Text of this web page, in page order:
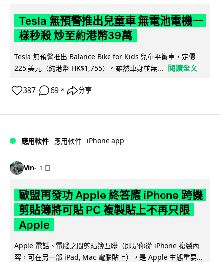
Tesla 無預警推出兒童車 無電池電機一
樣秒殺 炒至約港幣39萬
Tesla 無預警推出 Balance Bike for Kids 兒童平衡車，定價
225 美元（約港幣 HK$1,755）。雖然車身並無...
閱讀全文
387 69 ↗ 分享
應用軟件 應用軟件 iPhone app
Vin 1 日
歐盟再發功 Apple 終答應 iPhone 跨機
剪貼簿將可貼 PC 複製貼上不再只限
Apple
Apple 電話、電腦之間剪貼簿互聯（即是你從 iPhone 複製內
容，可在另一部 iPad, Mac 電腦貼上），是 Apple 生態重要...